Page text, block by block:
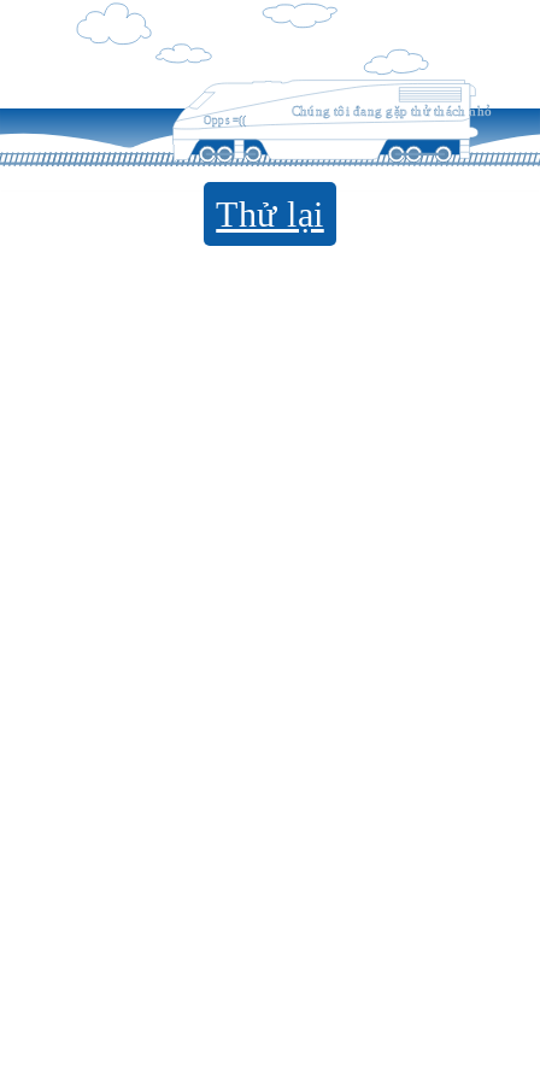
Opps =((
Chúng tôi đang gặp thử thách nhỏ
Thử lại